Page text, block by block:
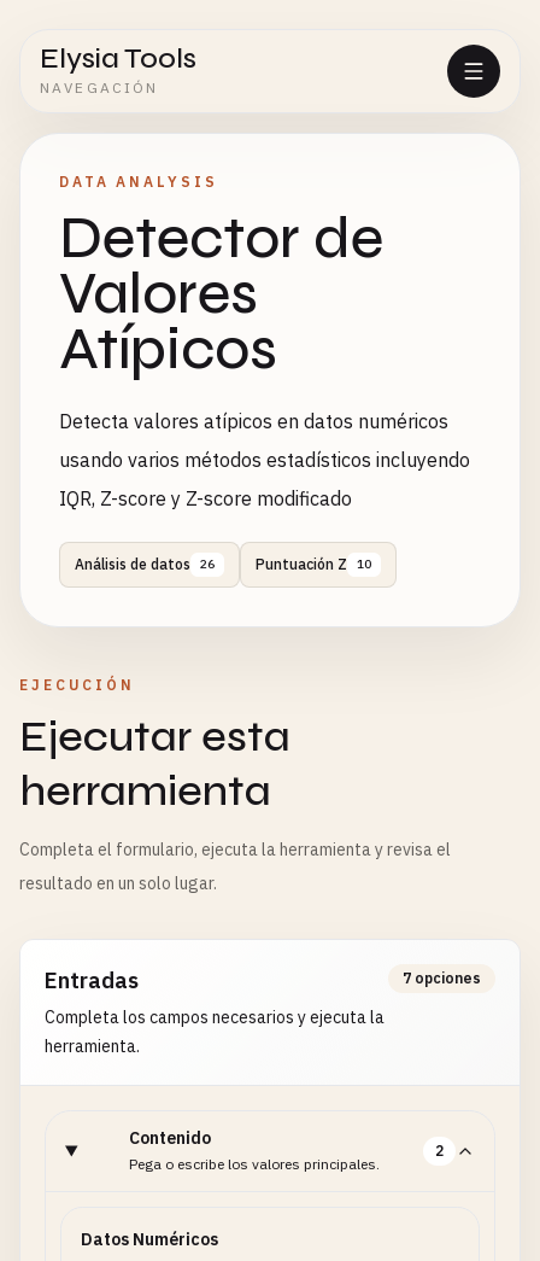
Elysia Tools
NAVEGACIÓN
DATA ANALYSIS
Detector de
Valores
Atípicos
Detecta valores atípicos en datos numéricos
usando varios métodos estadísticos incluyendo
IQR, Z-score y Z-score modificado
Análisis de datos 26 Puntuación Z 10
EJECUCIÓN
Ejecutar esta
herramienta
Completa el formulario, ejecuta la herramienta y revisa el
resultado en un solo lugar.
Entradas
Completa los campos necesarios y ejecuta la
herramienta.
7 opciones
Contenido
Pega o escribe los valores principales.
2
Datos Numéricos